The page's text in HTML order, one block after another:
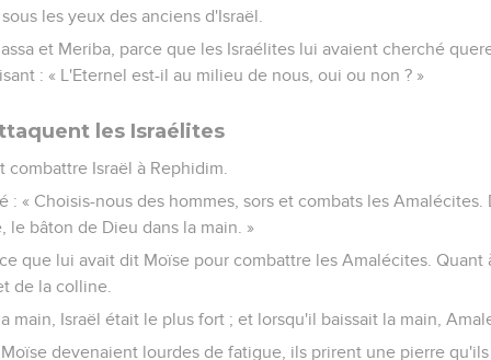
les yeux des anciens d'Israël.
et Meriba, parce que les Israélites lui avaient cherché
: « L'Eternel est-il au milieu de nous, oui ou non ? »
les Israélites
Israël à Rephidim.
: « Choisis-nous des hommes, sors et combats les
le bâton de Dieu dans la main. »
que lui avait dit Moïse pour combattre les Amalécites. Quant
de la colline.
main, Israël était le plus fort ; et lorsqu'il baissait la main,
devenaient lourdes de fatigue, ils prirent une pierre